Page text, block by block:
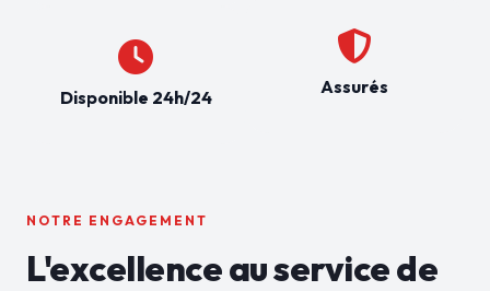
Disponible 24h/24 Assurés
NOTRE ENGAGEMENT
L'excellence au service de